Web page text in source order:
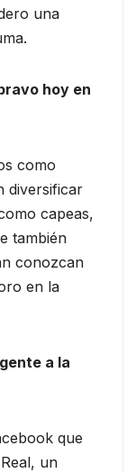
una
hoy en
como
diversificar
capeas,
también
conozcan
en la
a la
que
un